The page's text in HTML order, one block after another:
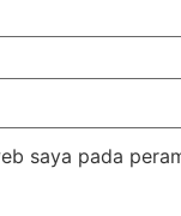
saya pada